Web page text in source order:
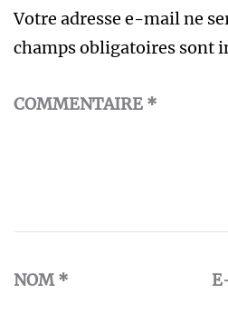
Votre adresse e-mail ne
champs obligatoires sont
COMMENTAIRE *
NOM*